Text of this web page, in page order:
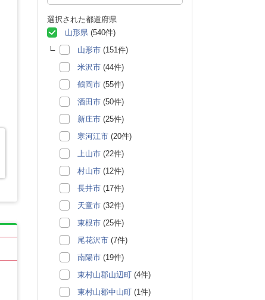
選択された都道府県
山形県 (540件)
山形市 (151件)
米沢市 (44件)
鶴岡市 (55件)
酒田市 (50件)
新庄市 (25件)
寒河江市 (20件)
上山市 (22件)
村山市 (12件)
長井市 (17件)
天童市 (32件)
東根市 (25件)
尾花沢市 (7件)
南陽市 (19件)
東村山郡山辺町 (4件)
東村山郡中山町 (1件)